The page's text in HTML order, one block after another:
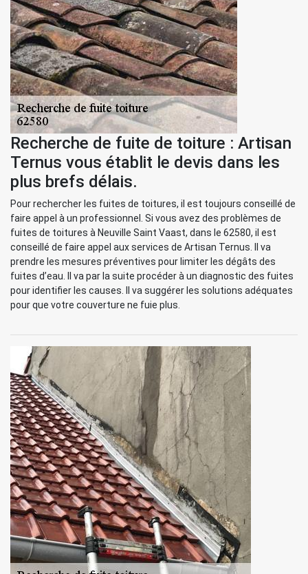
Recherche de fuite de toiture : Artisan
Ternus vous établit le devis dans les
plus brefs délais.
Pour rechercher les fuites de toitures, il est toujours conseillé de
faire appel à un professionnel. Si vous avez des problèmes de
fuites de toitures à Neuville Saint Vaast, dans le 62580, il est
conseillé de faire appel aux services de Artisan Ternus. Il va
prendre les mesures préventives pour limiter les dégâts des
fuites d’eau. Il va par la suite procéder à un diagnostic des fuites
pour identifier les causes. Il va suggérer les solutions adéquates
pour que votre couverture ne fuie plus.